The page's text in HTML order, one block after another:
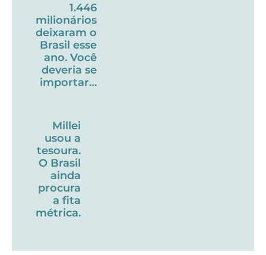
1.446
milionários
deixaram o
Brasil esse
ano. Você
deveria se
importar…
Millei
usou a
tesoura.
O Brasil
ainda
procura
a fita
métrica.